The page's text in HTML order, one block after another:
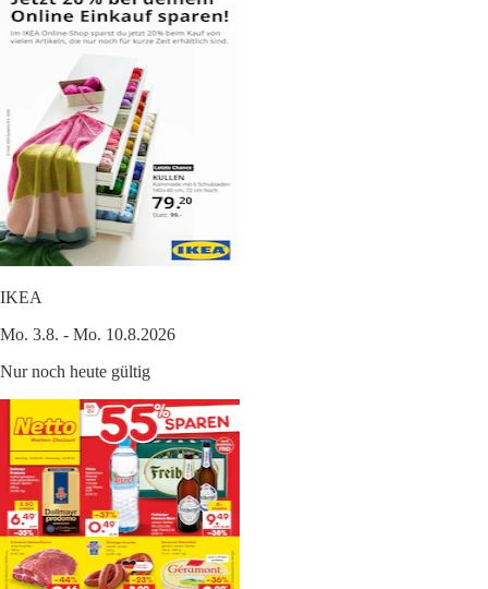
IKEA
Mo. 3.8. - Mo. 10.8.2026
Nur noch heute gültig